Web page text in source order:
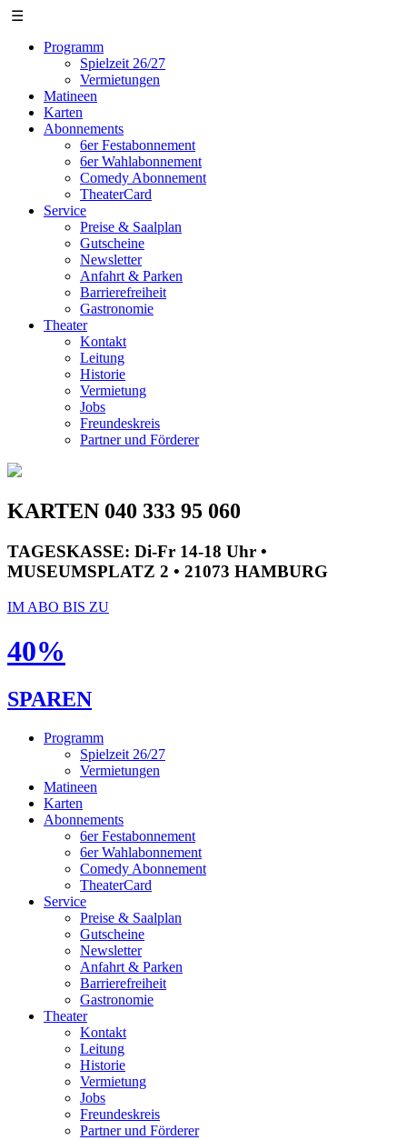
☰
Programm
Spielzeit 26/27
Vermietungen
Matineen
Karten
Abonnements
6er Festabonnement
6er Wahlabonnement
Comedy Abonnement
TheaterCard
Service
Preise & Saalplan
Gutscheine
Newsletter
Anfahrt & Parken
Barrierefreiheit
Gastronomie
Theater
Kontakt
Leitung
Historie
Vermietung
Jobs
Freundeskreis
Partner und Förderer
KARTEN 040 333 95 060
TAGESKASSE: Di-Fr 14-18 Uhr •
MUSEUMSPLATZ 2 • 21073 HAMBURG
IM ABO BIS ZU
40%
SPAREN
Programm
Spielzeit 26/27
Vermietungen
Matineen
Karten
Abonnements
6er Festabonnement
6er Wahlabonnement
Comedy Abonnement
TheaterCard
Service
Preise & Saalplan
Gutscheine
Newsletter
Anfahrt & Parken
Barrierefreiheit
Gastronomie
Theater
Kontakt
Leitung
Historie
Vermietung
Jobs
Freundeskreis
Partner und Förderer